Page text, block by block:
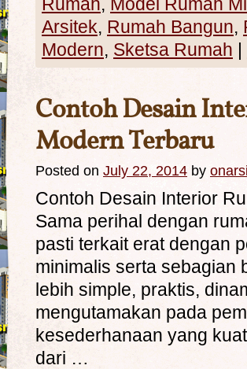
Arsitek, Rumah Bangun,
Modern, Sketsa Rumah |
Contoh Desain
Modern Terbaru
Posted on July 22, 2014 by
Contoh Desain Interior
Sama perihal dengan
pasti terkait erat dengan
minimalis serta sebagian
lebih simple, praktis,
mengutamakan pada
kesederhanaan yang
dari …